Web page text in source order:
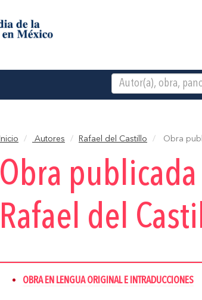
Inicio Autores Rafael del Castillo Obra
Obra
Rafael del
OBRA EN LENGUA ORIGINAL E INTRADUCCIONES